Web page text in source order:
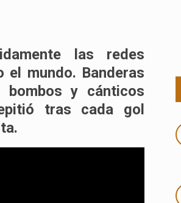
las
redes
mundo. Banderas
bombos y cánticos
tras cada gol